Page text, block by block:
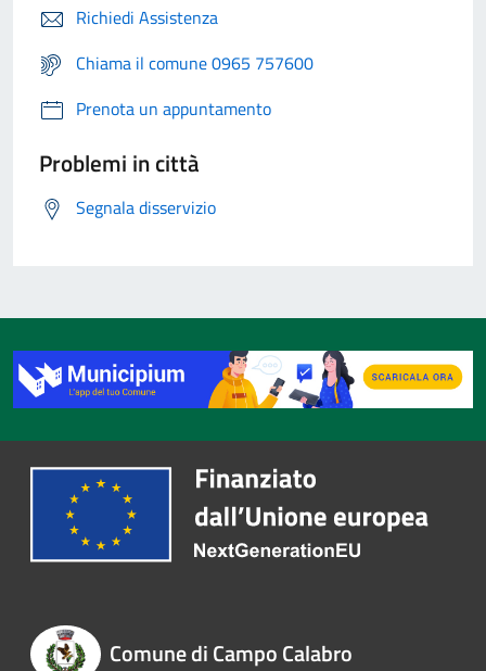
Richiedi Assistenza
Chiama il comune 0965 757600
Prenota un appuntamento
Problemi in città
Segnala disservizio
Comune di Campo Calabro